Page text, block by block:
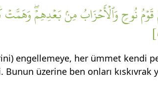
نُوحٖ وَٱلۡأَحۡزَابُ مِنۢ بَعۡدِهِمۡۖ وَهَمَّتۡ
engellemeye, her ümmet kendi
üzerine ben onları kıskıvrak